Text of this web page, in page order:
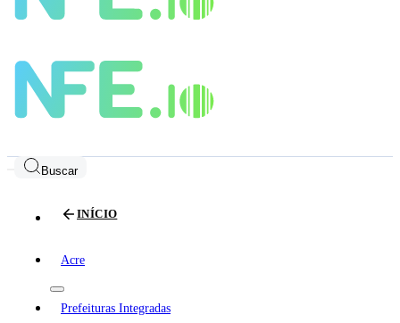
Buscar
INÍCIO
Acre
Prefeituras Integradas